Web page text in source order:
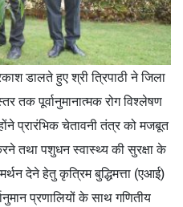
डालते हुए श्री त्रिपाठी ने जिला
तक पूर्वानुमानात्मक रोग विश्लेषण
प्रारंभिक चेतावनी तंत्र को मजबूत
तथा पशुधन स्वास्थ्य की सुरक्षा के
देने हेतु कृत्रिम बुद्धिमत्ता (एआई)
प्रणालियों के साथ गणितीय